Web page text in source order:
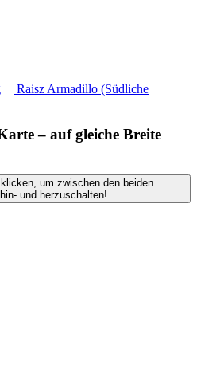
Raisz Armadillo (Südliche
– auf gleiche Breite
um zwischen den beiden
und herzuschalten!